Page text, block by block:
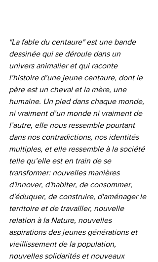
"La fable du centaure" est une bande
dessinée qui se déroule dans un
univers animalier et qui raconte
l’histoire d’une jeune centaure, dont le
père est un cheval et la mère, une
humaine. Un pied dans chaque monde,
ni vraiment d’un monde ni vraiment de
l’autre, elle nous ressemble pourtant
dans nos contradictions, nos identités
multiples, et elle ressemble à la société
telle qu’elle est en train de se
transformer: nouvelles manières
d'innover, d'habiter, de consommer,
d'éduquer, de construire, d'aménager le
territoire et de travailler, nouvelle
relation à la Nature, nouvelles
aspirations des jeunes générations et
vieillissement de la population,
nouvelles solidarités et nouveaux